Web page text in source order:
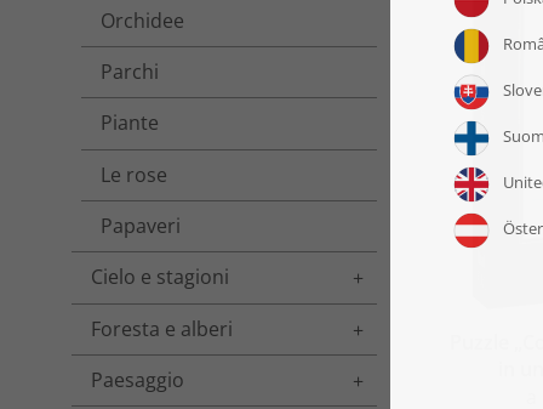
Orchidee
Parchi
Piante
Le rose
Papaveri
Cielo e stagioni
Toggle menu
Foresta e alberi
Toggle menu
Paesaggio
Toggle menu